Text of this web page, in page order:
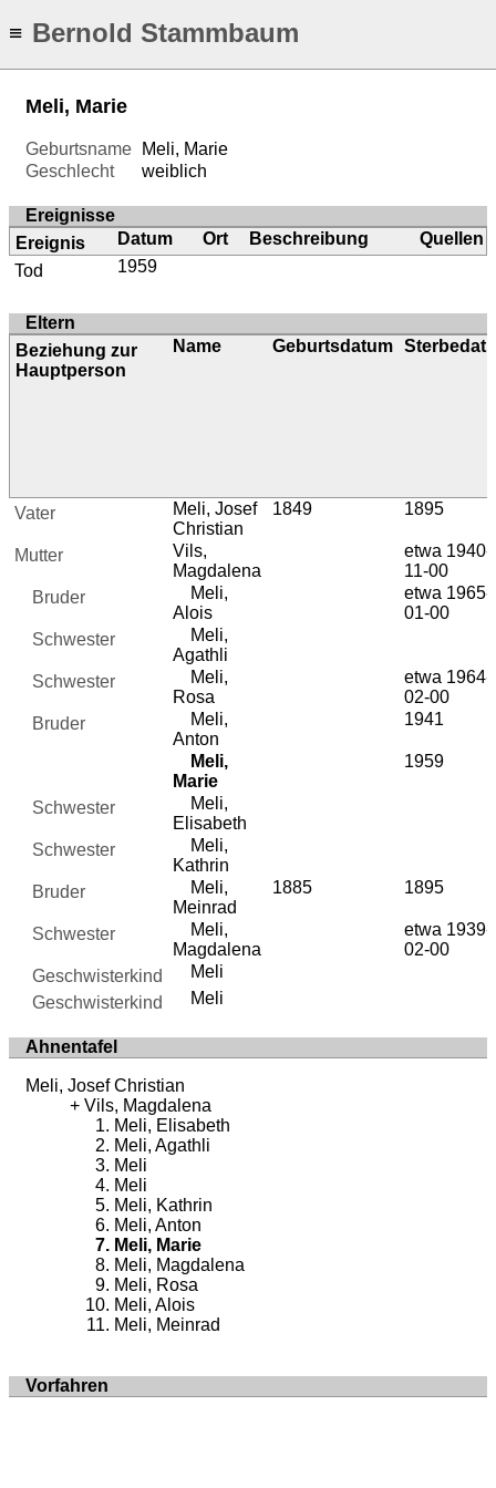
≡ Bernold Stammbaum
Meli, Marie
Geburtsname
Meli, Marie
Geschlecht
weiblich
Ereignisse
Ereignis
Datum Ort Beschreibung
Quellen
Tod
1959
Eltern
Beziehung zur
Hauptperson
Name Geburtsdatum
Vater
Meli, Josef
Christian
1849 1895
Mutter
Vils,
Magdalena
etwa 1940-
11-00
Bruder
Meli,
Alois
etwa 1965-
01-00
Schwester
Meli,
Agathli
Schwester
Meli,
Rosa
etwa 1964-
02-00
Bruder
Meli,
Anton
1941
Meli,
Marie
1959
Schwester
Meli,
Elisabeth
Schwester
Meli,
Kathrin
Bruder
Meli,
Meinrad
1885 1895
Schwester
Meli,
Magdalena
etwa 1939-
02-00
Geschwisterkind
Meli
Geschwisterkind
Meli
Ahnentafel
Meli, Josef Christian
Vils, Magdalena
Meli, Elisabeth
Meli, Agathli
Meli
Meli
Meli, Kathrin
Meli, Anton
Meli, Marie
Meli, Magdalena
Meli, Rosa
Meli, Alois
Meli, Meinrad
Vorfahren